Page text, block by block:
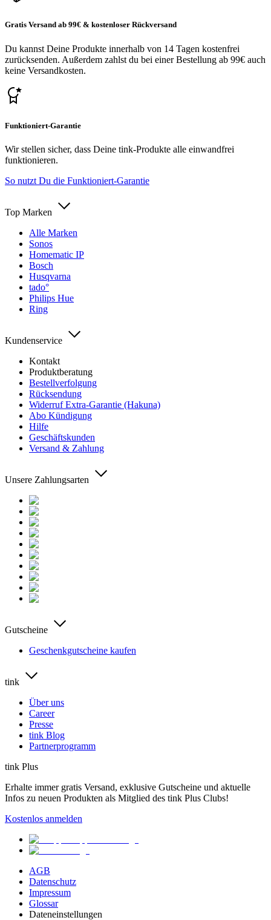
Gratis Versand ab 99€ & kostenloser Rückversand
Du kannst Deine Produkte innerhalb von 14 Tagen kostenfrei
zurücksenden. Außerdem zahlst du bei einer Bestellung ab 99€ auch
keine Versandkosten.
Funktioniert-Garantie
Wir stellen sicher, dass Deine tink-Produkte alle einwandfrei
funktionieren.
So nutzt Du die Funktioniert-Garantie
Top Marken
Alle Marken
Sonos
Homematic IP
Bosch
Husqvarna
tado°
Philips Hue
Ring
Kundenservice
Kontakt
Produktberatung
Bestellverfolgung
Rücksendung
Widerruf Extra-Garantie (Hakuna)
Abo Kündigung
Hilfe
Geschäftskunden
Versand & Zahlung
Unsere Zahlungsarten
Gutscheine
Geschenkgutscheine kaufen
tink
Über uns
Career
Presse
tink Blog
Partnerprogramm
tink Plus
Erhalte immer gratis Versand, exklusive Gutscheine und aktuelle
Infos zu neuen Produkten als Mitglied des tink Plus Clubs!
Kostenlos anmelden
AGB
Datenschutz
Impressum
Glossar
Dateneinstellungen